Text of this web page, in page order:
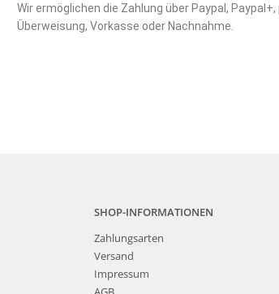
Wir ermöglichen die Zahlung über Paypal, Paypal+,
Überweisung, Vorkasse oder Nachnahme.
SHOP-INFORMATIONEN
Zahlungsarten
Versand
Impressum